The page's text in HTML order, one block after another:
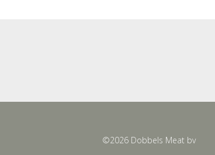
©2026 Dobbels Meat bv